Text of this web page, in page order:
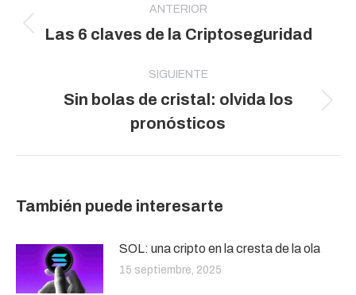
entre
publicaciones
ANTERIOR
Publicación
Las 6 claves de la Criptoseguridad
SIGUIENTE
Publicación
siguiente:
Sin bolas de cristal: olvida los
pronósticos
También puede interesarte
SOL: una cripto en la cresta de la ola
15 septiembre, 2025